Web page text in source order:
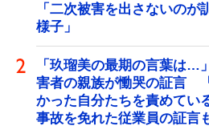
「二次被害を出さないの
様子」
「玖瑠美の最期の言葉は
害者の親族が慟哭の証言
かった自分たちを責めて
事故を免れた従業員の証言